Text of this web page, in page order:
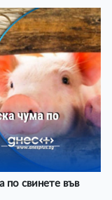
по свинете във